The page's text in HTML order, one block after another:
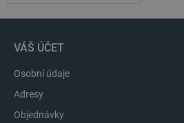
VÁŠ ÚČET
Osobní údaje
Adresy
Objednávky